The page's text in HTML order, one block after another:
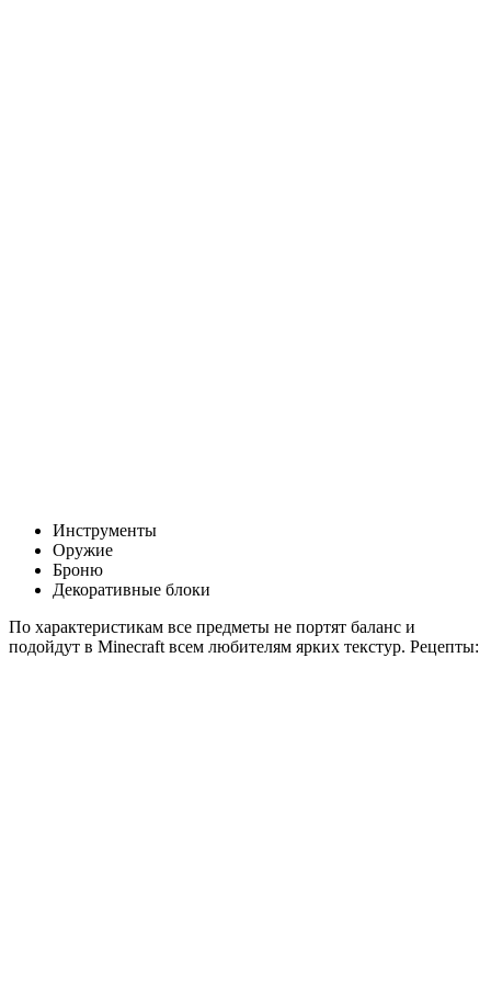
Инструменты
Оружие
Броню
Декоративные блоки
По характеристикам все предметы не портят баланс и
подойдут в Minecraft всем любителям ярких текстур. Рецепты: